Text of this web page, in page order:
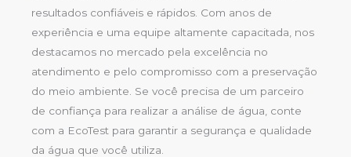
resultados confiáveis e rápidos. Com anos de
experiência e uma equipe altamente capacitada, nos
destacamos no mercado pela excelência no
atendimento e pelo compromisso com a preservação
do meio ambiente. Se você precisa de um parceiro
de confiança para realizar a análise de água, conte
com a EcoTest para garantir a segurança e qualidade
da água que você utiliza.